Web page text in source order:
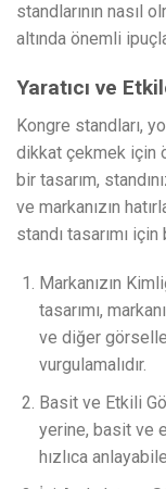
standlarının nasıl
altında önemli
Yaratıcı ve
Kongre standları,
dikkat çekmek için
bir tasarım,
ve markanızın
standı tasarımı için
Markanızın
tasarımı,
ve diğer
vurgulamalıdır.
Basit ve Etkili
yerine, basit ve
hızlıca